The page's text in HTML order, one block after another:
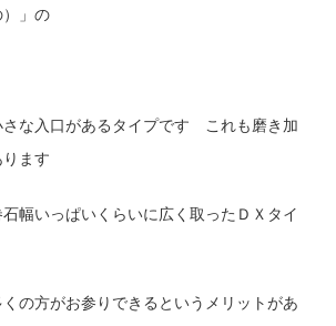
」の
さな入口があるタイプです これも磨き加
ます
幅いっぱいくらいに広く取ったＤＸタイ
の方がお参りできるというメリットがあ